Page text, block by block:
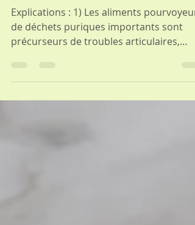
Remplacer les aliments de
gauche par ceux de droite
de déchets puriques importants sont
précurseurs de troubles articulaires,